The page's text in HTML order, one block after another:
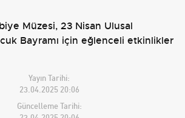
Müzesi, 23 Nisan Ulusal
Bayramı için eğlenceli etkinlikler
Yayın Tarihi:
23.04.2025 20:06
Güncelleme Tarihi: